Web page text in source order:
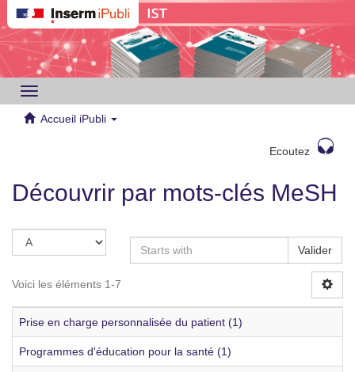
Toggle
navigation
Accueil iPubli
Ecoutez
Découvrir par mots-clés MeSH
Valider
Voici les éléments 1-7
Prise en charge personnalisée du patient (1)
Programmes d'éducation pour la santé (1)